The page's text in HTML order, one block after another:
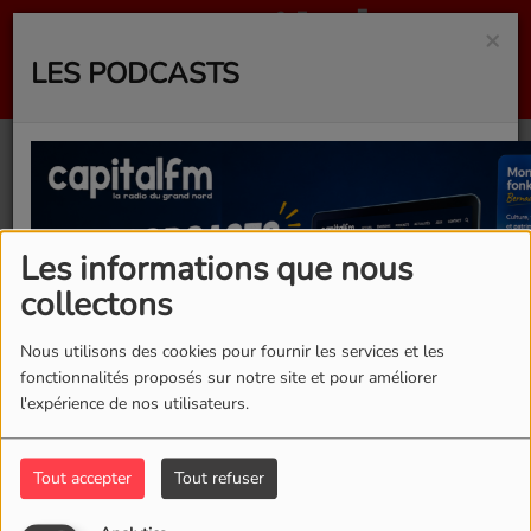
Les informations que nous
collectons
Nous utilisons des cookies pour fournir les services et les
fonctionnalités proposés sur notre site et pour améliorer
l'expérience de nos utilisateurs.
Tout accepter Tout refuser
Pascal Yannis
"La team lèv bonèr".
Infos de proximité, infos
services,météo, info route, emploi,
horoscope, agenda, jeux et bonne
humeur...
×
LES PODCASTS